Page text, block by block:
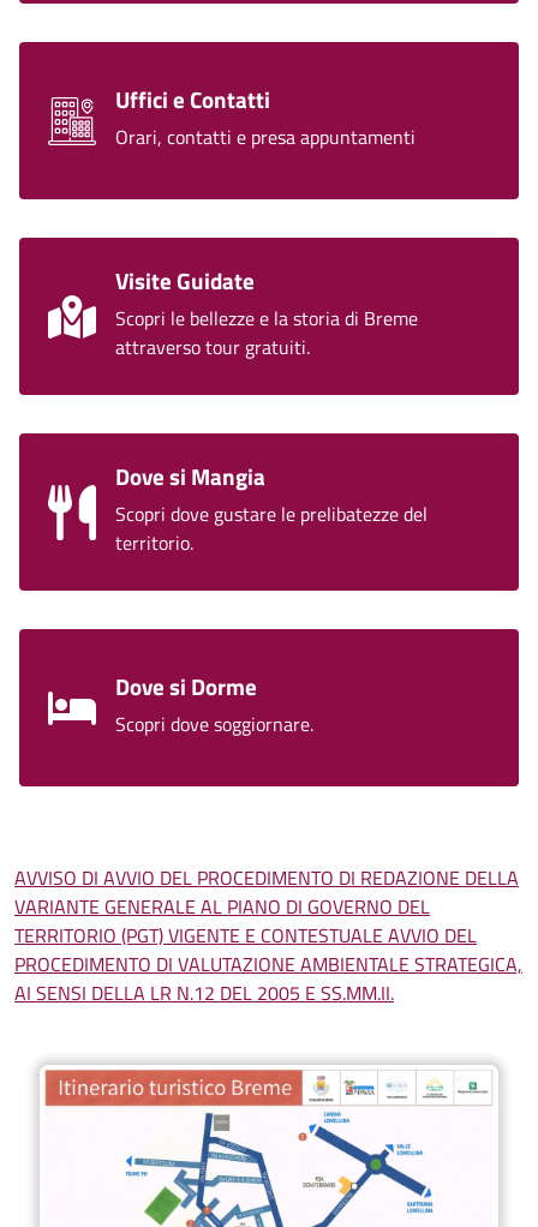
Uffici e Contatti
Orari, contatti e presa appuntamenti
Visite Guidate
Scopri le bellezze e la storia di Breme
attraverso tour gratuiti.
Dove si Mangia
Scopri dove gustare le prelibatezze del
territorio.
Dove si Dorme
Scopri dove soggiornare.
AVVISO DI AVVIO DEL PROCEDIMENTO DI REDAZIONE DELLA
VARIANTE GENERALE AL PIANO DI GOVERNO DEL
TERRITORIO (PGT) VIGENTE E CONTESTUALE AVVIO DEL
PROCEDIMENTO DI VALUTAZIONE AMBIENTALE STRATEGICA,
AI SENSI DELLA LR N.12 DEL 2005 E SS.MM.II.